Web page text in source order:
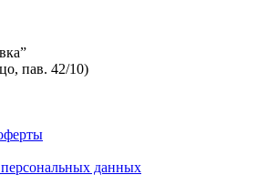
пав. 42/10)
данных